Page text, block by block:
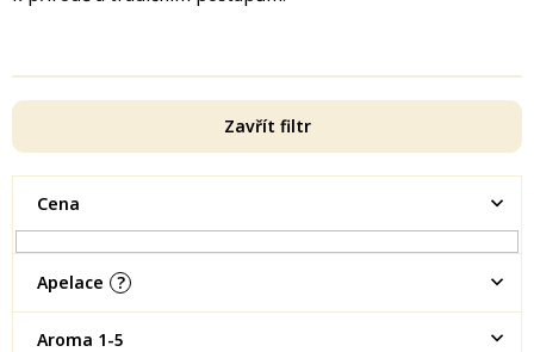
Zavřít filtr
Cena
Apelace ?
Aroma 1-5